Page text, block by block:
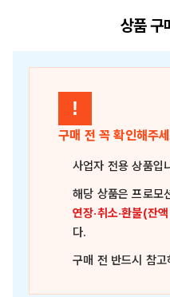
상품 구
!
구매 전 꼭 확인해주
사업자 전용 상품입
해당 상품은프로모
연장·취소·환불(잔
다.
구매 전 반드시 참